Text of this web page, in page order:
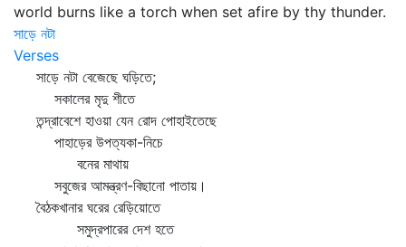
world burns like a torch when set afire by thy thunder.
সাড়ে নটা
Verses
সাড়ে নটা বেজেছে ঘড়িতে;
সকালের মৃদু শীতে
তন্দ্রাবেশে হাওয়া যেন রোদ পোহাইতেছে
পাহাড়ের উপত্যকা-নিচে
বনের মাথায়
সবুজের আমন্ত্রণ-বিছানো পাতায়।
বৈঠকখানার ঘরের রেড়িয়োতে
সমুদ্রপারের দেশ হতে